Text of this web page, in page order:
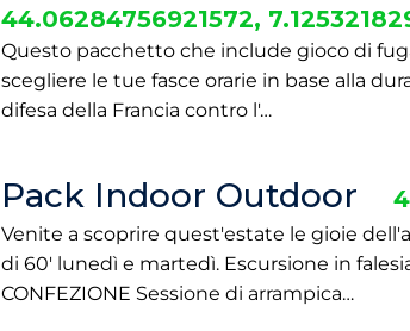
44.06284756921572,
Questo pacchetto che include gioco di
scegliere le tue fasce orarie in base alla
difesa della Francia contro l'…
Pack Indoor Outdoor
Venite a scoprire quest'estate le gioie
di 60' lunedì e martedì. Escursione in
CONFEZIONE Sessione di arrampica…